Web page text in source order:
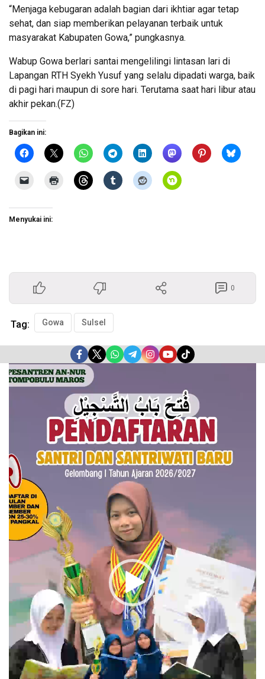
“Menjaga kebugaran adalah bagian dari ikhtiar agar tetap
sehat, dan siap memberikan pelayanan terbaik untuk
masyarakat Kabupaten Gowa,” pungkasnya.
Wabup Gowa berlari santai mengelilingi lintasan lari di
Lapangan RTH Syekh Yusuf yang selalu dipadati warga, baik
di pagi hari maupun di sore hari. Terutama saat hari libur atau
akhir pekan.(FZ)
Bagikan ini:
Menyukai ini:
0
Tag: Gowa Sulsel
Pemutar
Video